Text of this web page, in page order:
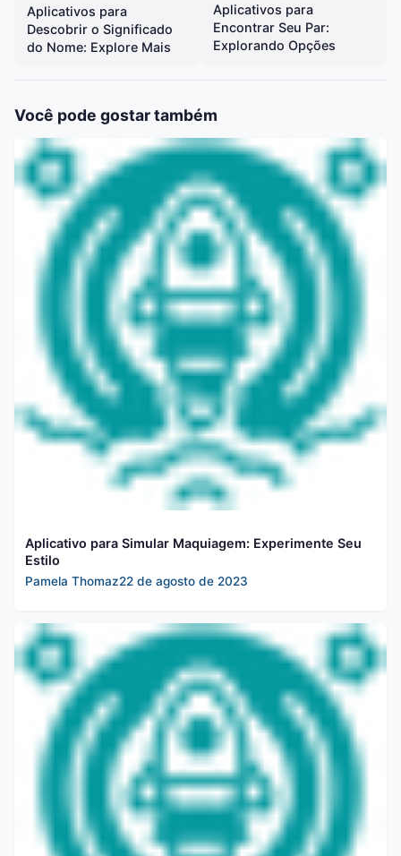
Aplicativos para
Descobrir o Significado
do Nome: Explore Mais
Aplicativos para
Encontrar Seu Par:
Explorando Opções
Você pode gostar também
Aplicativo para Simular Maquiagem: Experimente Seu
Estilo
Pamela Thomaz22 de agosto de 2023